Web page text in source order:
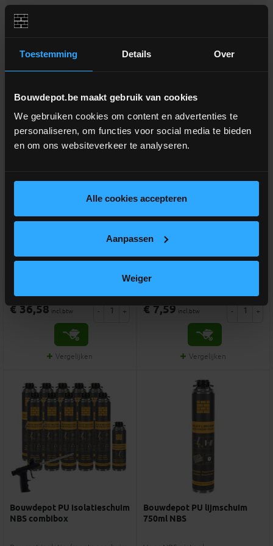
Toestemming Details Over
Bouwdepot.be maakt gebruik van cookies
We gebruiken cookies om content en advertenties te
personaliseren, om functies voor social media te bieden
en om ons websiteverkeer te analyseren.
Alle cookies accepteren
Aanpassen
Weiger
G
R
A
T
I
S
V
E
R
Z
E
N
D
I
N
G
BAHCO isolatiezaag
Geschikt voor alle soorten isolatie
€ 36,58 incl.btw - +
Vergelijken
Bouwdepot PU isolatieschuim
Isolatie-/montageschuim voor
€ 7,59 incl.btw - +
Vergelijken
Bouwdepot PU isolatieschuim
NBS combibox
Bouwdepot PU lijmschuim
750ml NBS